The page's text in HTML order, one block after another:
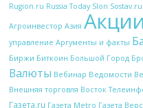
Rugion.ru Russia Today Slon Sostav.ru
Агроинвестор Азия Акции
управление Аргументы и факты
Биржи Биткоин Большой Город
Валюты Вебинар Ведомости
Внешняя торговля Восток
Газета.ru Газета Metro Газета